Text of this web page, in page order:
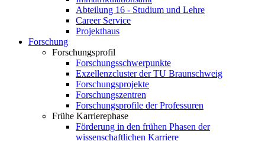
Abteilung 16 - Studium und Lehre
Career Service
Projekthaus
Forschung
Forschungsprofil
Forschungsschwerpunkte
Exzellenzcluster der TU Braunschweig
Forschungsprojekte
Forschungszentren
Forschungsprofile der Professuren
Frühe Karrierephase
Förderung in den frühen Phasen der
wissenschaftlichen Karriere